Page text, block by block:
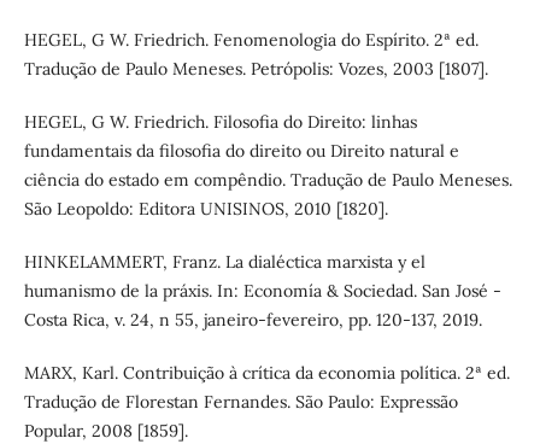
HEGEL, G W. Friedrich. Fenomenologia do Espírito. 2ª ed.
Tradução de Paulo Meneses. Petrópolis: Vozes, 2003 [1807].
HEGEL, G W. Friedrich. Filosofia do Direito: linhas
fundamentais da filosofia do direito ou Direito natural e
ciência do estado em compêndio. Tradução de Paulo Meneses.
São Leopoldo: Editora UNISINOS, 2010 [1820].
HINKELAMMERT, Franz. La dialéctica marxista y el
humanismo de la práxis. In: Economía & Sociedad. San José -
Costa Rica, v. 24, n 55, janeiro-fevereiro, pp. 120-137, 2019.
MARX, Karl. Contribuição à crítica da economia política. 2ª ed.
Tradução de Florestan Fernandes. São Paulo: Expressão
Popular, 2008 [1859].